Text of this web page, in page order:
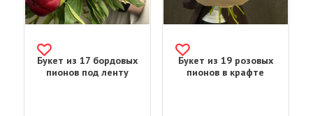
Букет из 17 бордовых
пионов под ленту
Букет из 19 розовых
пионов в крафте